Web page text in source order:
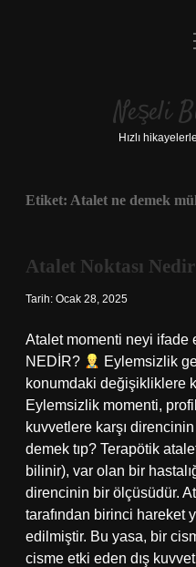
Neşeli
Hızlı
Etiket: Atalet ne demek
Atalet Noktası Nedir
Tarih: Ocak 28, 2025
Atalet momenti neyi ifade
NEDİR?
Eylemsizlik
konumdaki değişikliklere
Eylemsizlik momenti,
kuvvetlere karşı
demek tıp? Terapötik
bilinir), var olan bir
direncinin bir ölçüsüdür.
tarafından birinci hareket
edilmiştir. Bu yasa, bir
cisme etki eden dış